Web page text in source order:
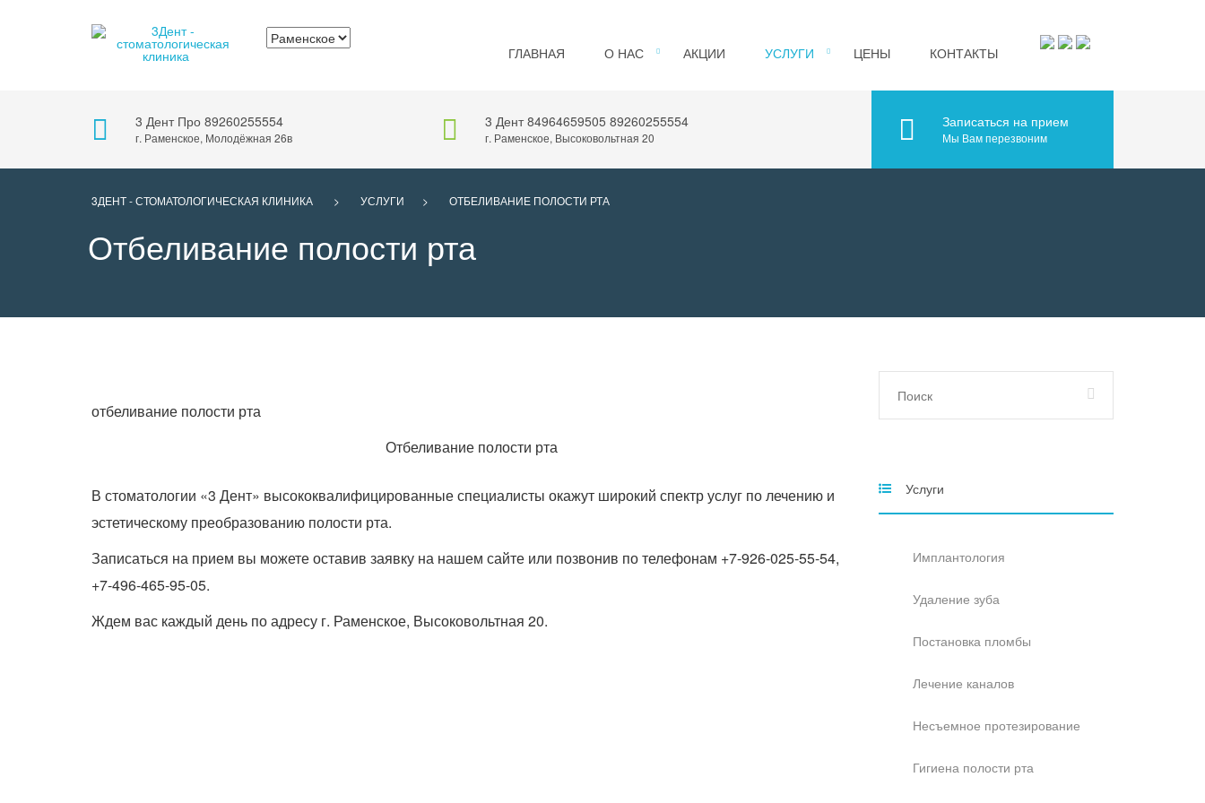
ГЛАВНАЯ О НАС АКЦИИ УСЛУГИ ЦЕНЫ КОНТАКТЫ
3 Дент Про 89260255554
г. Раменское, Молодёжная 26в
3 Дент84964659505 89260255554
г. Раменское, Высоковольтная 20
Записаться на прием
Мы Вам перезвоним
3ДЕНТ - СТОМАТОЛОГИЧЕСКАЯ КЛИНИКА > УСЛУГИ > ОТБЕЛИВАНИЕ ПОЛОСТИ РТА
Отбеливание полости рта
отбеливание полости рта
Отбеливание полости рта
В стоматологии «3 Дент» высококвалифицированные специалисты окажут широкий спектр услуг по лечению и
эстетическому преобразованию полости рта.
Записаться на прием вы можете оставив заявку на нашем сайте или позвонив по телефонам +7-926-025-55-54,
+7-496-465-95-05.
Ждем вас каждый день по адресу г. Раменское, Высоковольтная 20.
Услуги
Имплантология
Удаление зуба
Постановка пломбы
Лечение каналов
Несъемное протезирование
Гигиена полости рта